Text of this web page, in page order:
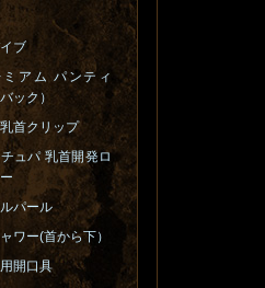
ブ
ミアム パンティ
バック）
首クリップ
ュパ 乳首開発ロ
パール
ワー(首から下）
開口具